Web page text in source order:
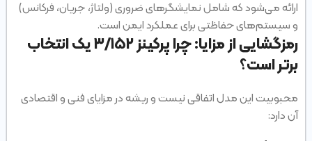
ارائه می‌شود که شامل نمایشگرهای ضروری (ولتاژ، جریان، فرکانس)
و سیستم‌های حفاظتی برای عملکرد ایمن است.
رمزگشایی از مزایا: چرا پرکینز ۳/۱۵۲ یک انتخاب
برتر است؟
محبوبیت این مدل اتفاقی نیست و ریشه در مزایای فنی و اقتصادی
آن دارد: